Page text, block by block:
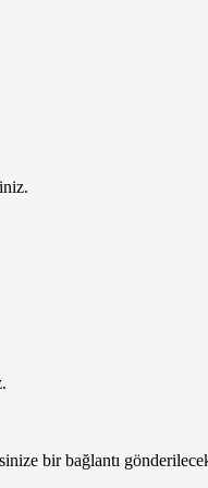
bir bağlantı